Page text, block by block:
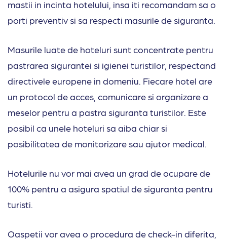
mastii in incinta hotelului, insa iti recomandam sa o
porti preventiv si sa respecti masurile de siguranta.
Masurile luate de hoteluri sunt concentrate pentru
pastrarea sigurantei si igienei turistilor, respectand
directivele europene in domeniu. Fiecare hotel are
un protocol de acces, comunicare si organizare a
meselor pentru a pastra siguranta turistilor. Este
posibil ca unele hoteluri sa aiba chiar si
posibilitatea de monitorizare sau ajutor medical.
Hotelurile nu vor mai avea un grad de ocupare de
100% pentru a asigura spatiul de siguranta pentru
turisti.
Oaspetii vor avea o procedura de check-in diferita,